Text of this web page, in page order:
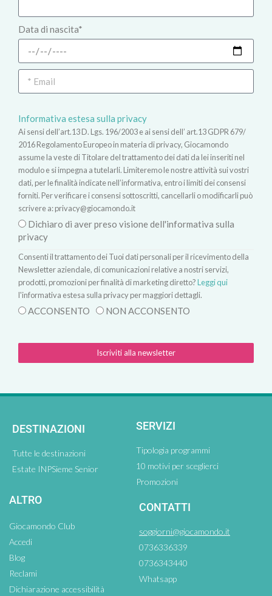
Data di nascita*
Informativa estesa sulla privacy
Ai sensi dell’art.13 D. Lgs. 196/2003 e ai sensi dell’ art.13 GDPR 679/
2016 Regolamento Europeo in materia di privacy, Giocamondo
assume la veste di Titolare del trattamento dei dati da lei inseriti nel
modulo e si impegna a tutelarli. Limiteremo le nostre attività sui vostri
dati, per le finalità indicate nell’informativa, entro i limiti dei consensi
forniti. Per verificare i consensi sottoscritti, cancellarli o modificarli può
scrivere a:privacy@giocamondo.it
Dichiaro di aver preso visione dell'informativa sulla
privacy
Consenti il trattamento dei Tuoi dati personali per il ricevimento della
Newsletter aziendale, di comunicazioni relative a nostri servizi,
prodotti, promozioni per finalità di marketing diretto?Leggi qui
l'informativa estesa sulla privacy per maggiori dettagli.
ACCONSENTO NON ACCONSENTO
Iscriviti alla newsletter
DESTINAZIONI
Tutte le destinazioni
Estate INPSieme Senior
SERVIZI
Tipologia programmi
10 motivi per sceglierci
Promozioni
ALTRO
Giocamondo Club
Accedi
Blog
Reclami
Dichiarazione accessibilità
CONTATTI
soggiorni@giocamondo.it
0736336339
0736343440
Whatsapp